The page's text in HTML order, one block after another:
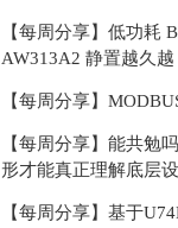
【每周分享】低功耗
AW313A2 静置越久越
【每周分享】
【每周分享】能共勉
形才能真正理解底层
【每周分享】基于